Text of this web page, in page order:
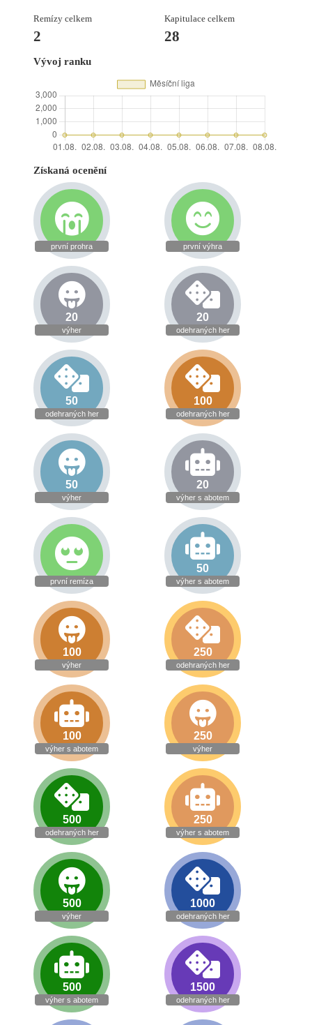
Remízy celkem
2
Kapitulace celkem
28
Vývoj ranku
Získaná ocenění
první prohra první výhra
20
výher
20
odehraných her
50
odehraných her
100
odehraných her
50
výher
20
výher s abotem
první remíza
50
výher s abotem
100
výher
250
odehraných her
100
výher s abotem
250
výher
500
odehraných her
250
výher s abotem
500
výher
1000
odehraných her
500
výher s abotem
1500
odehraných her